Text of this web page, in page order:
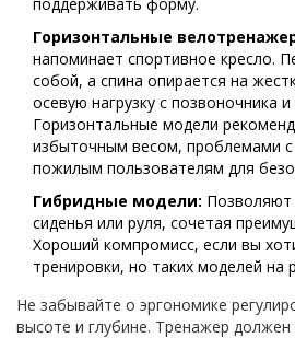
Горизонтальные
напоминает спортивное кресло.
собой, а спина опирается на
осевую нагрузку с позвоночника и
Горизонтальные модели
избыточным весом, проблемами с
пожилым пользователям для
Гибридные модели: Позволяют
сиденья или руля, сочетая
Хороший компромисс, если вы
тренировки, но таких моделей на
Не забывайте о эргономике
высоте и глубине. Тренажер должен